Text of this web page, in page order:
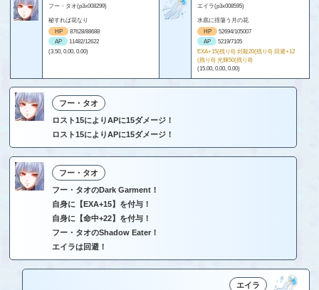
フー・タオ(p3x008299)
秘すれば花なり
HP
87628/88688
AP
11482/12622
(3.50, 0.00, 0.00)
エイラ(p3x008595)
水底に揺蕩う月の花
HP
52694/105007
AP
5219/7105
EXA+15(残り6) 封殺20(残り6) 回避+12
(残り6) 光輝50(残り8)
(15.00, 0.00, 0.00)
フー・タオ
ロスト15によりAPに15ダメージ！
ロスト15によりAPに15ダメージ！
フー・タオ
フー・タオのDark Garment！
自身に【EXA+15】を付与！
自身に【命中+22】を付与！
フー・タオのShadow Eater！
エイラは回避！
エイラ